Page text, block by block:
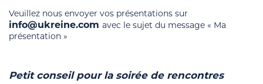
Veuillez nous envoyer vos présentations sur
info@ukreine.com avec le sujet du message « Ma
présentation »
Petit conseil pour la soirée de rencontres